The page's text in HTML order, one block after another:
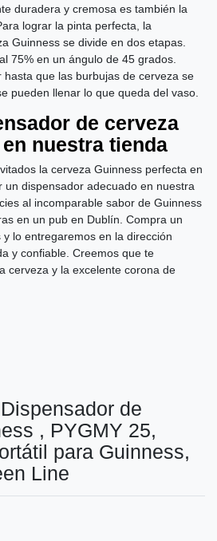
duradera y cremosa es también la
lograr la pinta perfecta, la
Guinness se divide en dos etapas.
75% en un ángulo de 45 grados.
que las burbujas de cerveza se
pueden llenar lo que queda del vaso.
de cerveza
nuestra tienda
la cerveza Guinness perfecta en
dispensador adecuado en nuestra
al incomparable sabor de Guinness
en un pub en Dublín. Compra un
lo entregaremos en la dirección
y confiable. Creemos que te
cerveza y la excelente corona de
de
, PYGMY 25,
para Guinness,
Line